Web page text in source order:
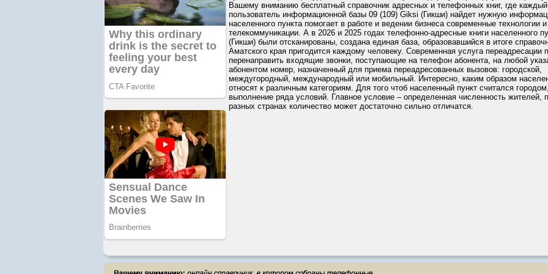
Вашему вниманию бесплатный справочник адресных и телефонных книг, где каждый
пользователь информационной базы 09 (109) Giksi (Гикши) найдет нужную
населенного пункта помогает в работе и ведении бизнеса современные технологии и
телекоммуникации. А в 2026 и 2025 годах телефонно-адресные книги населенного
(Гикши) были отсканированы, создана единая база, образовавшийся в итоге
Аматского края пригодится каждому человеку. Современная услуга переадресации
перенаправить входящие звонки, поступающие на телефон абонента, на любой
абонентом номер, назначенный для приема переадресованных вызовов: городской,
междугородный, международный или мобильный. Интересно, каким образом
относят к различным категориям. Для того чтоб населенный пункт считался
выполнение ряда условий. Главное условие – определенная численность жителей,
разных странах количество может достаточно сильно отличатся.